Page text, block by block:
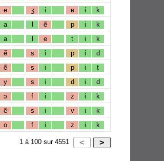
e ʒ i ʁ i k
a l ẽ p i k
a l e t i k
ẽ s i p i d
ẽ s i p i t
y s i d i d
ɔ f i z i k
ẽ s i v i k
o f i z i k
1 à 100 sur 4551